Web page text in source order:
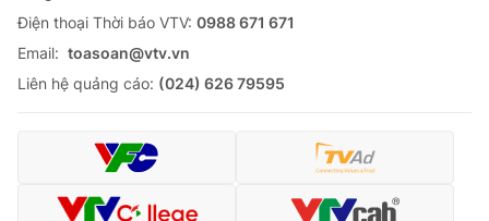
Ðiện thoại Thời báo VTV: 0988 671 671
Email: toasoan@vtv.vn
Liên hệ quảng cáo: (024) 626 79595